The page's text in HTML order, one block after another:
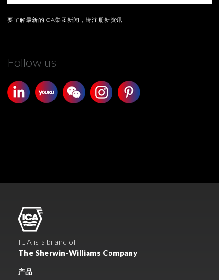
要了解最新的ICA集团新闻，请注册新资讯
Follow us
ICA is a brand of
The Sherwin-Williams Company
产品